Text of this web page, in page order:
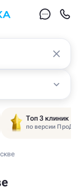
Топ 3 клиник
по версии